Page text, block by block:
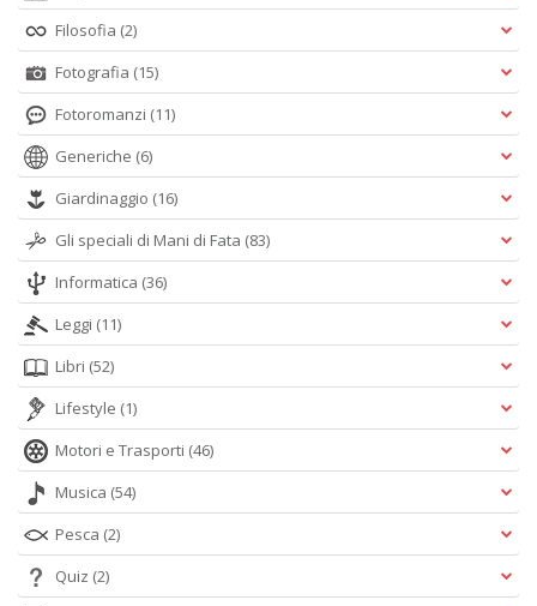
Filosofia (2)
Fotografia (15)
Fotoromanzi (11)
Generiche (6)
Giardinaggio (16)
Gli speciali di Mani di Fata (83)
Informatica (36)
Leggi (11)
Libri (52)
Lifestyle (1)
Motori e Trasporti (46)
Musica (54)
Pesca (2)
Quiz (2)